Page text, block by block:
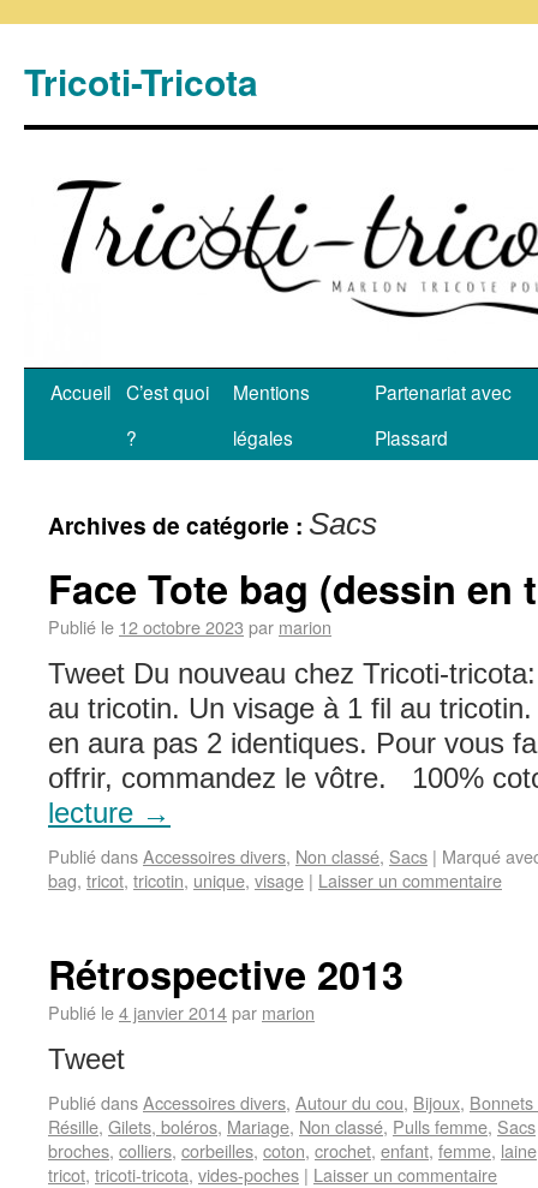
Tricoti-Tricota
Accueil C’est quoi
?
Mentions
légales
Partenariat avec
Plassard
Archives de catégorie : Sacs
Face Tote bag (dessin en
Publié le 12 octobre 2023 par marion
Tweet Du nouveau chez Tricoti-
au tricotin. Un visage à 1 fil au tricotin.
en aura pas 2 identiques. Pour vous
offrir, commandez le vôtre. 100%
lecture →
Publié dansAccessoires divers, Non classé, Sacs | Marqué
bag, tricot, tricotin, unique, visage | Laisser un commentaire
Rétrospective 2013
Publié le4 janvier 2014par marion
Tweet
Publié dansAccessoires divers, Autour du cou, Bijoux,
Résille, Gilets, boléros, Mariage, Non classé, Pulls femme, Sacs
broches, colliers, corbeilles, coton, crochet, enfant, femme, laine
tricot, tricoti-tricota, vides-poches | Laisser un commentaire